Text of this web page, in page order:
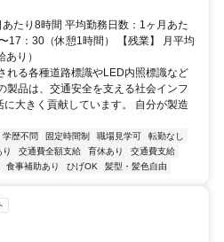
たり8時間 平均勤務日数：1ヶ月あた
17：30（休憩1時間） 【残業】 月平均
り）
れる各種道路標識やLED内照標識など
製品は、交通安全を支える社会インフ
大きく貢献しています。 自分が製造
学歴不問 固定時間制 職場見学可
転勤なし
交通費全額支給 育休あり
交通費支給
食事補助あり ひげOK 髪型・髪色自由